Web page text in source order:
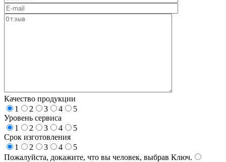
Качество продукции
1
2 3 4
5
Уровень сервиса
1
2 3 4
5
Срок изготовления
1
2 3 4
5
Пожалуйста, докажите, что вы человек, выбрав Ключ.